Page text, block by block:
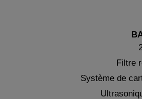
Filtre
Système de